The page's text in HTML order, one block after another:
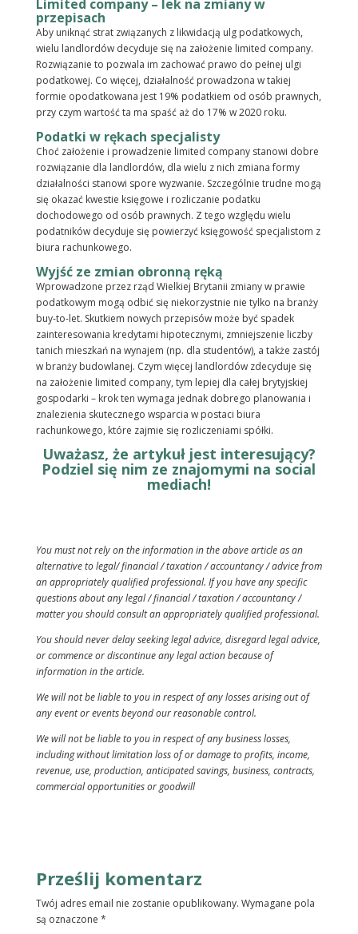
Limited company – lek na zmiany w
przepisach
Aby uniknąć strat związanych z likwidacją ulg podatkowych,
wielu landlordów decyduje się na założenie limited company.
Rozwiązanie to pozwala im zachować prawo do pełnej ulgi
podatkowej. Co więcej, działalność prowadzona w takiej
formie opodatkowana jest 19% podatkiem od osób prawnych,
przy czym wartość ta ma spaść aż do 17% w 2020 roku.
Podatki w rękach specjalisty
Choć założenie i prowadzenie limited company stanowi dobre
rozwiązanie dla landlordów, dla wielu z nich zmiana formy
działalności stanowi spore wyzwanie. Szczególnie trudne mogą
się okazać kwestie księgowe i rozliczanie podatku
dochodowego od osób prawnych. Z tego względu wielu
podatników decyduje się powierzyć księgowość specjalistom z
biura rachunkowego.
Wyjść ze zmian obronną ręką
Wprowadzone przez rząd Wielkiej Brytanii zmiany w prawie
podatkowym mogą odbić się niekorzystnie nie tylko na branży
buy-to-let. Skutkiem nowych przepisów może być spadek
zainteresowania kredytami hipotecznymi, zmniejszenie liczby
tanich mieszkań na wynajem (np. dla studentów), a także zastój
w branży budowlanej. Czym więcej landlordów zdecyduje się
na założenie limited company, tym lepiej dla całej brytyjskiej
gospodarki – krok ten wymaga jednak dobrego planowania i
znalezienia skutecznego wsparcia w postaci biura
rachunkowego, które zajmie się rozliczeniami spółki.
Uważasz, że artykuł jest interesujący?
Podziel się nim ze znajomymi na social
mediach!
You must not rely on the information in the above article as an
alternative to legal/ financial / taxation / accountancy / advice from
an appropriately qualified professional. If you have any specific
questions about any legal / financial / taxation / accountancy /
matter you should consult an appropriately qualified professional.
You should never delay seeking legal advice, disregard legal advice,
or commence or discontinue any legal action because of
information in the article.
We will not be liable to you in respect of any losses arising out of
any event or events beyond our reasonable control.
We will not be liable to you in respect of any business losses,
including without limitation loss of or damage to profits, income,
revenue, use, production, anticipated savings, business, contracts,
commercial opportunities or goodwill
Prześlij komentarz
Twój adres email nie zostanie opublikowany. Wymagane pola
są oznaczone *